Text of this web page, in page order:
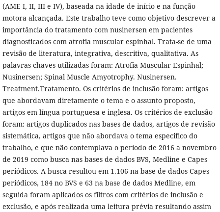
(AME I, II, III e IV), baseada na idade de início e na função
motora alcançada. Este trabalho teve como objetivo descrever a
importância do tratamento com nusinersen em pacientes
diagnosticados com atrofia muscular espinhal. Trata-se de uma
revisão de literatura, integrativa, descritiva, qualitativa. As
palavras chaves utilizadas foram: Atrofia Muscular Espinhal;
Nusinersen; Spinal Muscle Amyotrophy. Nusinersen.
Treatment.Tratamento. Os critérios de inclusão foram: artigos
que abordavam diretamente o tema e o assunto proposto,
artigos em língua portuguesa e inglesa. Os critérios de exclusão
foram: artigos duplicados nas bases de dados, artigos de revisão
sistemática, artigos que não abordava o tema especifico do
trabalho, e que não contemplava o período de 2016 a novembro
de 2019 como busca nas bases de dados BVS, Medline e Capes
periódicos. A busca resultou em 1.106 na base de dados Capes
periódicos, 184 no BVS e 63 na base de dados Medline, em
seguida foram aplicados os filtros com critérios de inclusão e
exclusão, e após realizada uma leitura prévia resultando assim